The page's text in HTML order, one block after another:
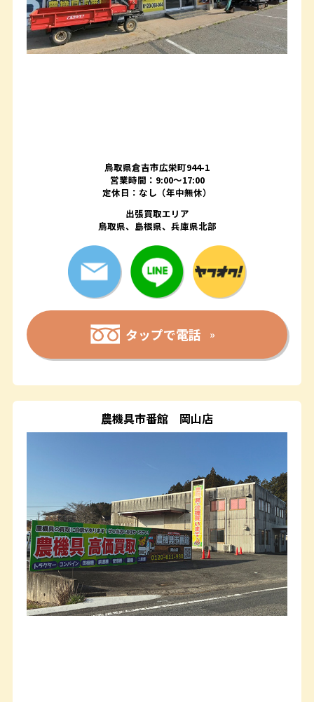
鳥取県倉吉市広栄町944-1
営業時間：9:00～17:00
定休日：なし（年中無休）
出張買取エリア
鳥取県、島根県、兵庫県北部
タップで電話
農機具市番館 岡山店